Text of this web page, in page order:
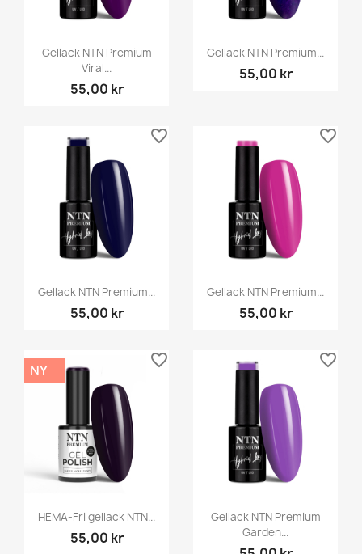
Gellack NTN Premium
Viral...
55,00 kr
Gellack NTN Premium...
55,00 kr
Gellack NTN Premium...
55,00 kr
favorite_border
Gellack NTN Premium...
55,00 kr
favorite_border
HEMA-Fri gellack NTN...
55,00 kr
NY
favorite_border
Gellack NTN Premium
Garden...
favorite_border